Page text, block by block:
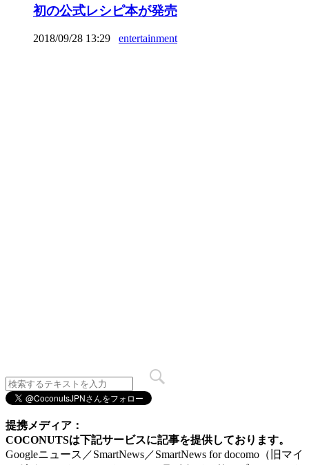
初の公式レシピ本が発売
2018/09/28 13:29 entertainment
提携メディア：
COCONUTSは下記サービスに記事を提供しております。
Googleニュース／SmartNews／SmartNews for docomo（旧マイ